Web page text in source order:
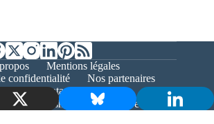
Mentions légales
confidentialité
Nos partenaires
Contact
- Bernieshoot.fr Journal Web